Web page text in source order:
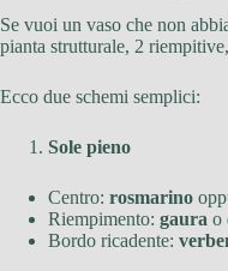
Se vuoi un vaso che non
pianta strutturale, 2
Ecco due schemi semplici:
Sole pieno
Centro: rosmarino
Riempimento: gaura o
Bordo ricadente: